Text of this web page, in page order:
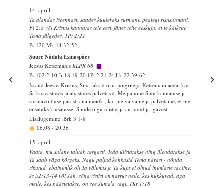
14. aprill
Ta alandas iseennast, saades kuulekaks surmani, pealegi ristisurmani.
Fl 2:8 või Kristus kannatas teie eest, jättes teile eeskuju, et te käiksite
Tema jälgedes. 1Pt 2:21
Ps 120;Mk 14:32-52;
Suure Nädala Esmaspäev
Jeesus Ketsemanis KLPR 68
Ps 102:2-10;Jr 18:19-20;1Pt 2:21-24;Lk 22:39-62
Issand Jeesus Kristus, Sina läksid oma jüngritega Ketsemani aeda, kus
Sa kurvastuses ja ahastuses palvetasid. Me palume Sinu kannatuse ja
surmavõitluse pärast, aita meidki, kui me valvame ja palvetame, et me
ei satuks kiusatusse. Sinule olgu ülistus ja au nüüd ja igavesti.
Lisalugemine: Brk 3:1-8
06.08 - 20.36
15. aprill
Vaata, mu sulane talitab targasti, Teda ülistatakse ning ülendatakse ja
Ta saab väga kõrgeks. Nagu paljud kohkusid Tema pärast - nõnda
rikutud, ebainimlik oli Ta välimus ja Ta kuju ei olnud inimlaste taoline.
Js 52:13-14 või Jah, sõna ristist on narrus neile, kes hukkuvad, aga
meile, kes päästetakse, on see Jumala vägi. 1Kr 1:18